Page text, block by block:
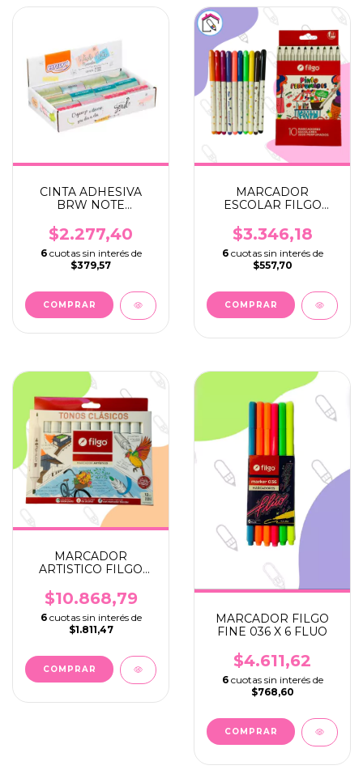
CINTA ADHESIVA
BRW NOTE
3 MTRS
$2.277,40
6 cuotas sin interés de
$379,57
COMPRAR
MARCADOR
ESCOLAR FILGO
$3.346,18
6 cuotas sin interés de
$557,70
MARCADOR
ARTISTICO FILGO
PUNTA CLASICOS X
12
$10.868,79
6 cuotas sin interés de
$1.811,47
MARCADOR FILGO
FINE 036 X 6 FLUO
$4.611,62
6 cuotas sin interés de
$768,60